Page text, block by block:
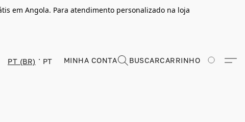
em Angola. Para atendimento personalizado na loja
PT (BR) PT MINHA CONTA BUSCARCARRINHO